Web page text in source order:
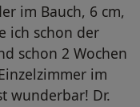
im Bauch, 6 cm,
ich schon der
schon 2 Wochen
im
wunderbar! Dr.